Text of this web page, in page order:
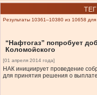
ТЕГ
Результаты 10361–10380 из 10658
“Нафтогаз” попробует
Коломойского
[01 апреля 2014 года]
НАК инициирует проведение
для принятия решения о